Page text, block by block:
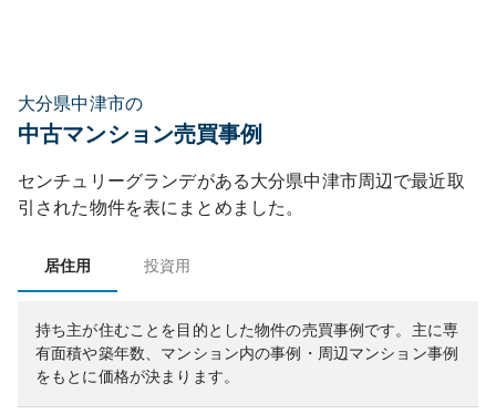
大分県中津市の
中古マンション売買事例
センチュリーグランデがある大分県中津市周辺で最近取
引された物件を表にまとめました。
居住用 投資用
持ち主が住むことを目的とした物件の売買事例です。 主に専
有面積や築年数、マンション内の事例・周辺マンション事例
をもとに価格が決まります。